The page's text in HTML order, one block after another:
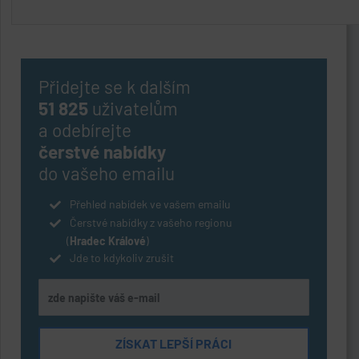
Přidejte se k dalším
51 825 uživatelům
a odebírejte
čerstvé nabídky
do vašeho emailu
Přehled nabídek ve vašem emailu
Čerstvé nabídky z vašeho regionu
(Hradec Králové)
Jde to kdykoliv zrušit